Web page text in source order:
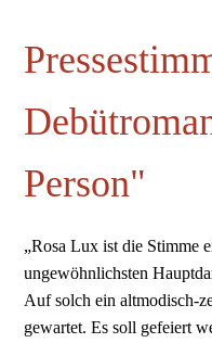
Person"
„Rosa Lux ist die Stimme
ungewöhnlichsten
Auf solch ein altmodisch-
gewartet. Es soll gefeiert